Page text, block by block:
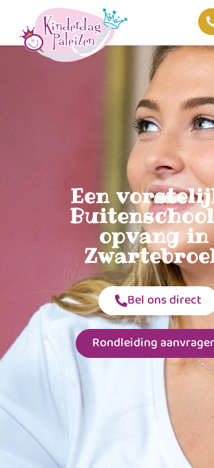
Een
opvang in
Bel ons direct
Rondleiding